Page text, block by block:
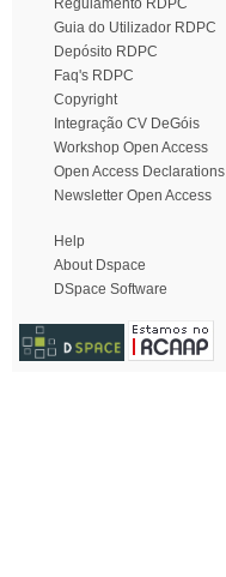
Regulamento RDPC
Guia do Utilizador RDPC
Depósito RDPC
Faq's RDPC
Copyright
Integração CV DeGóis
Workshop Open Access
Open Access Declarations
Newsletter Open Access
Help
About Dspace
DSpace Software